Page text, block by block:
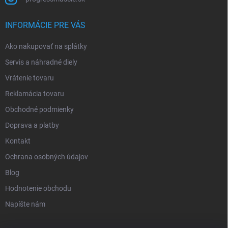
INFORMÁCIE PRE VÁS
Ako nakupovať na splátky
Servis a náhradné diely
Vrátenie tovaru
Reklamácia tovaru
Obchodné podmienky
Doprava a platby
Kontakt
Ochrana osobných údajov
Blog
Hodnotenie obchodu
Napíšte nám